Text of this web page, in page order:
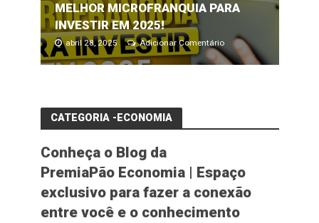
MELHOR MICROFRANQUIA PARA
INVESTIR EM 2025!
abril 28, 2025 Adicionar Comentário
CATEGORIA -ECONOMIA
Conheça o Blog da
PremiaPão Economia | Espaço
exclusivo para fazer a conexão
entre você e o conhecimento